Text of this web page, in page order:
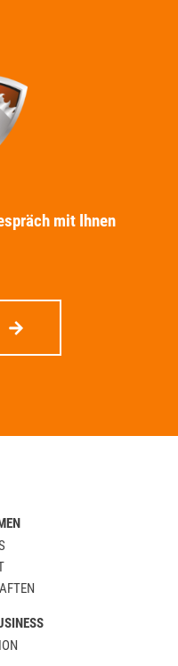
mit Ihnen